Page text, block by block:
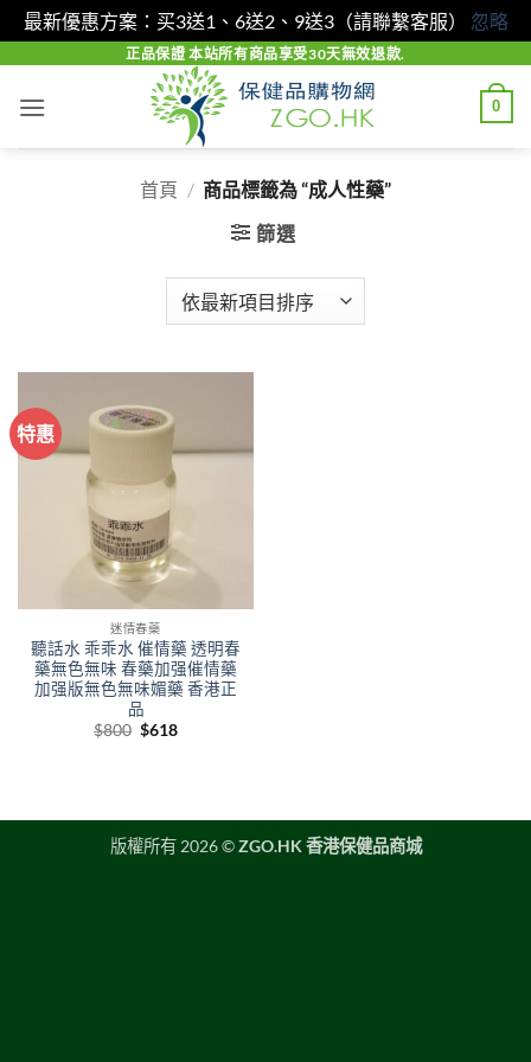
最新優惠方案：买3送1、6送2、9送3（請聯繫客服） 忽略
content
正品保證 本站所有商品享受30天無效退款.
0
首頁 / 商品標籤為 “成人性藥”
篩選
特惠
迷情春藥
聽話水 乖乖水 催情藥 透明春
藥無色無味 春藥加强催情藥
加强版無色無味媚藥 香港正
品
$800 Original
$618Current
版權所有 2026 ©ZGO.HK 香港保健品商城